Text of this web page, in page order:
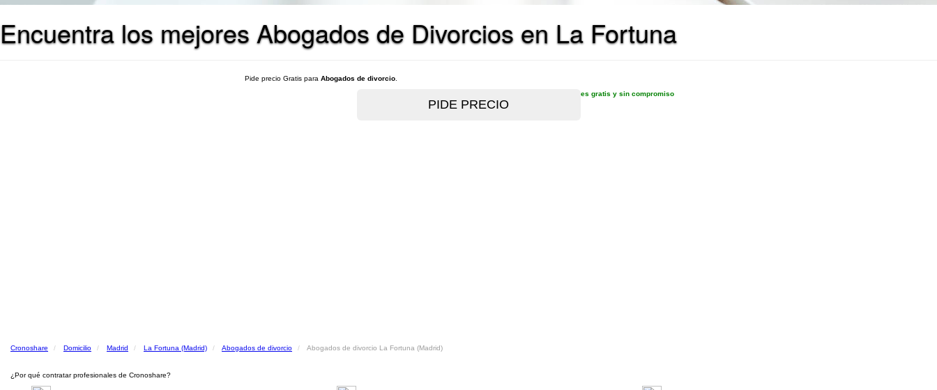
Encuentra los mejores Abogados de Divorcios en La Fortuna
Pide precio Gratis para Abogados de divorcio
es gratis y sin compromiso
Cronoshare Domicilio Madrid La Fortuna (Madrid) Abogados de divorcio Abogados de divorcio La Fortuna (Madrid)
¿Por qué contratar profesionales de Cronoshare?